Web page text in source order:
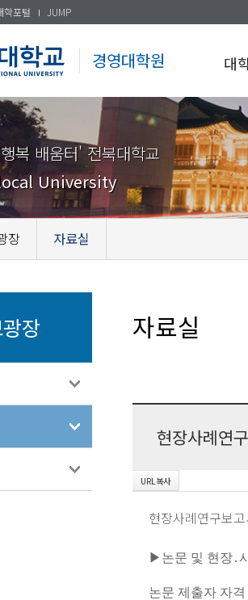
학포털 JUMP
경영대학원 대
복 배움터' 전북대학교
University
장 자료실
장 자료실
현장사례연
현장사례연구보
▶ 논문 및 현장․
논문 제출자 자격